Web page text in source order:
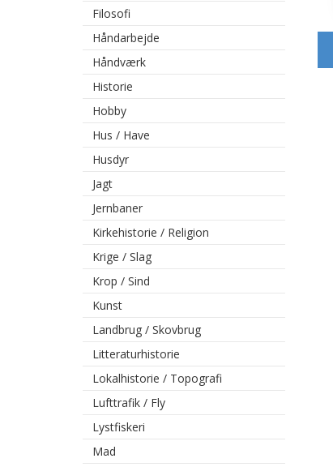
Filosofi
Håndarbejde
Håndværk
Historie
Hobby
Hus / Have
Husdyr
Jagt
Jernbaner
Kirkehistorie / Religion
Krige / Slag
Krop / Sind
Kunst
Landbrug / Skovbrug
Litteraturhistorie
Lokalhistorie / Topografi
Lufttrafik / Fly
Lystfiskeri
Mad